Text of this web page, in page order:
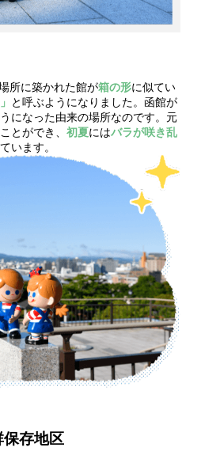
所に築かれた館が箱の形に似てい
と呼ぶようになりました。函館が
になった由来の場所なのです。元
とができ、初夏にはバラが咲き乱
います。
存地区